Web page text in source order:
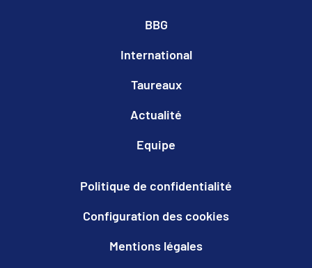
BBG
International
Taureaux
Actualité
Equipe
Politique de confidentialité
Configuration des cookies
Mentions légales